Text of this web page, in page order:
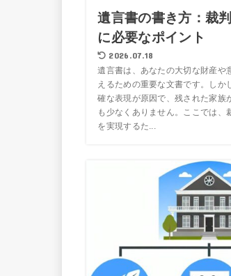
遺言書の書き方：裁
に必要なポイント
2026.07.18
遺言書は、あなたの大切な財産や
えるための重要な文書です。しか
確な表現が原因で、残された家族
も少なくありません。ここでは、
を実現するた...